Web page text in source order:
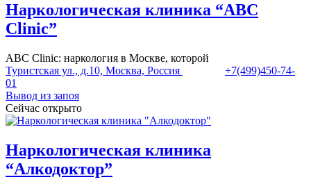
Наркологическая клиника “ABC
Clinic”
ABC Clinic: наркология в Москве, которой
Туристская ул., д.10, Москва, Россия
+7(499)450-74-
01
Вывод из запоя
Сейчас открыто
Наркологическая клиника
“Алкодоктор”